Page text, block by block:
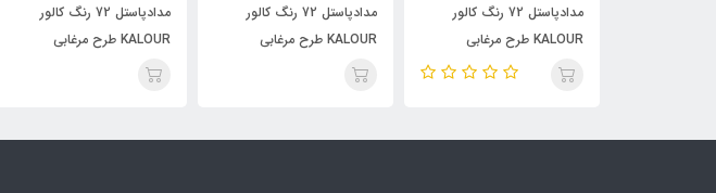
مدادپاستل 72 رنگ کالور
KALOUR طرح مرغابی
مدادپاستل 72 رنگ کالور
KALOUR طرح مرغابی
مدادپاستل 72 رنگ کالور
KALOUR طرح مرغابی